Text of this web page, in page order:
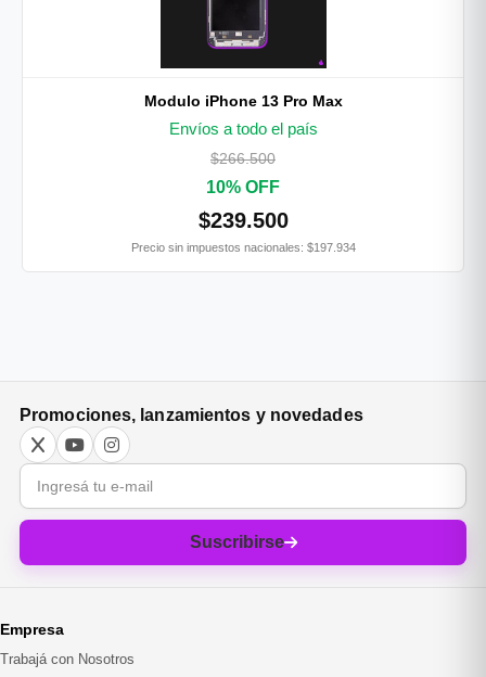
Modulo iPhone 13 Pro Max
Envíos a todo el país
$266.500
10% OFF
$239.500
Precio sin impuestos nacionales: $197.934
Promociones, lanzamientos y novedades
Correo electrónico
Suscribirse
Empresa
Trabajá con Nosotros